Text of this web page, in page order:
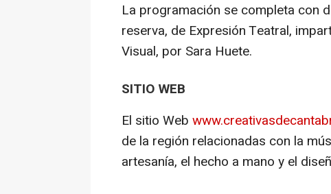
La programación se completa con
reserva, de Expresión Teatral,
Visual, por Sara Huete.
SITIO WEB
El sitio Web
de la región relacionadas con la
artesanía, el hecho a mano y el